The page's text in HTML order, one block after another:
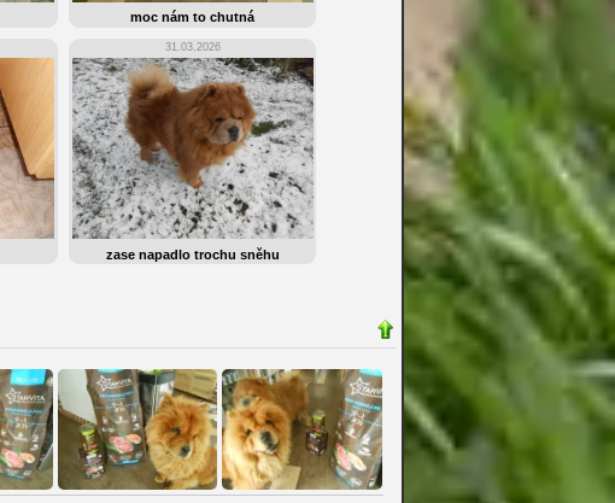
moc nám to chutná
31.03.2026
zase napadlo trochu sněhu